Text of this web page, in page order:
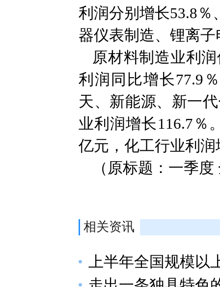
利润分别增长53.8％
器仪表制造、锂离
原材料制造业利
利润同比增长77.9
天、新能源、新一
业利润增长116.7％
亿元，化工行业利润
（原标题：一季
相关资讯
上半年全国规模